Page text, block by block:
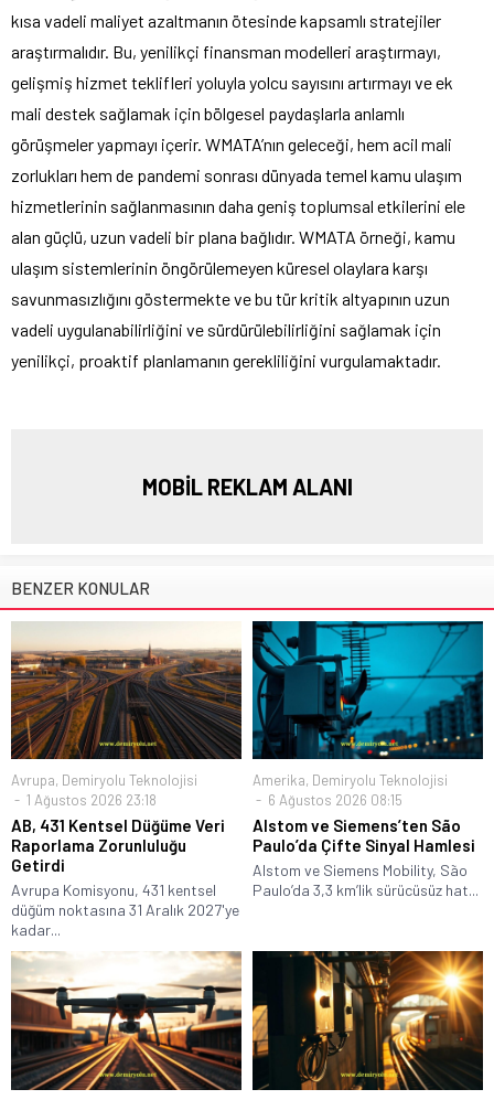
kısa vadeli maliyet azaltmanın ötesinde kapsamlı stratejiler
araştırmalıdır. Bu, yenilikçi finansman modelleri araştırmayı,
gelişmiş hizmet teklifleri yoluyla yolcu sayısını artırmayı ve ek
mali destek sağlamak için bölgesel paydaşlarla anlamlı
görüşmeler yapmayı içerir. WMATA’nın geleceği, hem acil mali
zorlukları hem de pandemi sonrası dünyada temel kamu ulaşım
hizmetlerinin sağlanmasının daha geniş toplumsal etkilerini ele
alan güçlü, uzun vadeli bir plana bağlıdır. WMATA örneği, kamu
ulaşım sistemlerinin öngörülemeyen küresel olaylara karşı
savunmasızlığını göstermekte ve bu tür kritik altyapının uzun
vadeli uygulanabilirliğini ve sürdürülebilirliğini sağlamak için
yenilikçi, proaktif planlamanın gerekliliğini vurgulamaktadır.
MOBİL REKLAM ALANI
BENZER KONULAR
Avrupa, Demiryolu Teknolojisi
1 Ağustos 2026 23:18
AB, 431 Kentsel Düğüme Veri
Raporlama Zorunluluğu
Getirdi
Avrupa Komisyonu, 431 kentsel
düğüm noktasına 31 Aralık 2027'ye
kadar...
Amerika, Demiryolu Teknolojisi
6 Ağustos 2026 08:15
Alstom ve Siemens’ten São
Paulo’da Çifte Sinyal Hamlesi
Alstom ve Siemens Mobility, São
Paulo’da 3,3 km’lik sürücüsüz hat...